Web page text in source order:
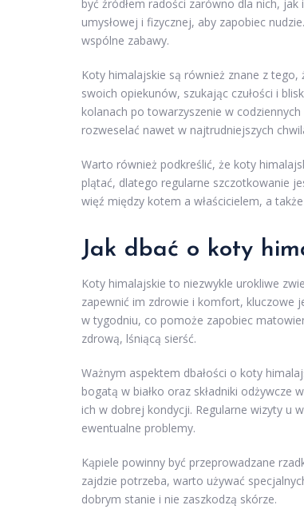
być źródłem radości zarówno dla nich,
umysłowej i fizycznej, aby zapobiec
wspólne zabawy.
Koty himalajskie są również znane z
swoich opiekunów, szukając czułości i
kolanach po towarzyszenie w
rozweselać nawet w najtrudniejszych
Warto również podkreślić, że koty
plątać, dlatego regularne szczotkowanie
więź między kotem a właścicielem, a
Jak dbać o koty
Koty himalajskie to niezwykle urokliwe
zapewnić im zdrowie i komfort, kluczowe
w tygodniu, co pomoże zapobiec
zdrową, lśniącą sierść.
Ważnym aspektem dbałości o koty
bogatą w białko oraz składniki
ich w dobrej kondycji. Regularne wizyty u
ewentualne problemy.
Kąpiele powinny być przeprowadzane
zajdzie potrzeba, warto używać
dobrym stanie i nie zaszkodzą skórze.